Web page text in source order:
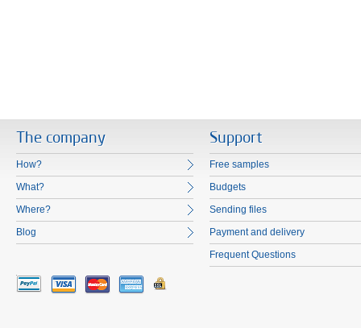
The company
How?
What?
Where?
Blog
Support
Free samples
Budgets
Sending files
Payment and delivery
Frequent Questions